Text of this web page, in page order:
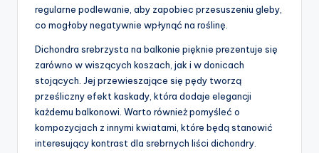
regularne podlewanie, aby zapobiec przesuszeniu gleby,
co mogłoby negatywnie wpłynąć na roślinę.
Dichondra srebrzysta na balkonie pięknie prezentuje się
zarówno w wiszących koszach, jak i w donicach
stojących. Jej przewieszające się pędy tworzą
prześliczny efekt kaskady, która dodaje elegancji
każdemu balkonowi. Warto również pomyśleć o
kompozycjach z innymi kwiatami, które będą stanowić
interesujący kontrast dla srebrnych liści dichondry.